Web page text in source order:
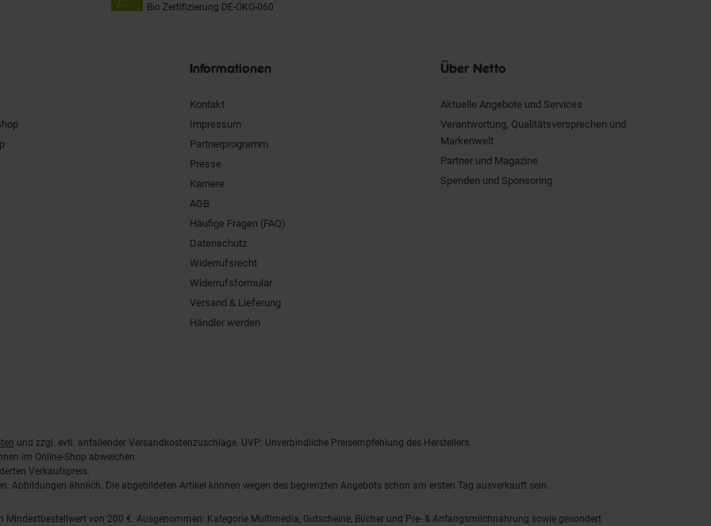
Bio Zertifizierung DE-ÖKO-060
Informationen
Kontakt
Impressum
Partnerprogramm
Presse
Karriere
AGB
Häufige Fragen (FAQ)
Datenschutz
Widerrufsrecht
Widerrufsformular
Versand & Lieferung
Händler werden
Über Netto
Aktuelle Angebote und Services
Verantwortung, Qualitätsversprechen und
Markenwelt
Partner und Magazine
Spenden und Sponsoring
und zzgl. evtl. anfallender Versandkostenzuschläge. UVP: Unverbindliche Preisempfehlung des Herstellers.
im Online-Shop abweichen.
Verkaufspreis.
Abbildungen ähnlich. Die abgebildeten Artikel können wegen des begrenzten Angebots schon am ersten Tag ausverkauft sein.
von 200 €. Ausgenommen: Kategorie Multimedia, Gutscheine, Bücher und Pre- & Anfangsmilchnahrung sowie gesondert